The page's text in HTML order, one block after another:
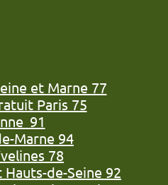
et Marne 77
Paris 75
91
Marne 94
78
de-Seine 92